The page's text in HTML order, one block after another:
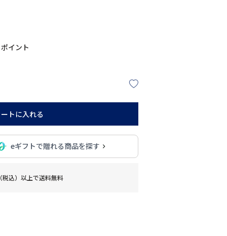
ポイント
トに入れる
eギフトで贈れる商品を探す
込）以上で送料無料